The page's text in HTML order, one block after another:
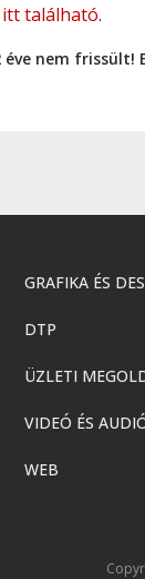
itt található.
nem
GRAFIKA ÉS
DTP
ÜZLETI
VIDEÓ ÉS
WEB